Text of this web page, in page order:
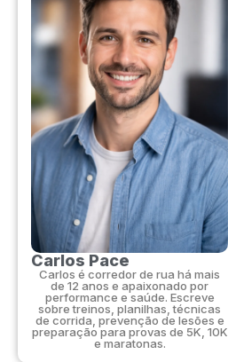
Carlos Pace
Carlos é corredor de rua há mais
de 12 anos e apaixonado por
performance e saúde. Escreve
sobre treinos, planilhas, técnicas
de corrida, prevenção de lesões e
preparação para provas de 5K, 10K
e maratonas.